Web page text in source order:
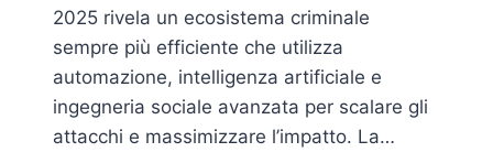
2025 rivela un ecosistema criminale
sempre più efficiente che utilizza
automazione, intelligenza artificiale e
ingegneria sociale avanzata per scalare gli
attacchi e massimizzare l’impatto. La…